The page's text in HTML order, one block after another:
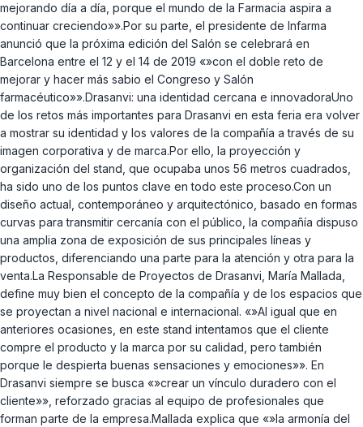
mejorando día a día, porque el mundo de la Farmacia aspira a
continuar creciendo»».Por su parte, el presidente de Infarma
anunció que la próxima edición del Salón se celebrará en
Barcelona entre el 12 y el 14 de 2019 «»con el doble reto de
mejorar y hacer más sabio el Congreso y Salón
farmacéutico»».Drasanvi: una identidad cercana e innovadoraUno
de los retos más importantes para Drasanvi en esta feria era volver
a mostrar su identidad y los valores de la compañía a través de su
imagen corporativa y de marca.Por ello, la proyección y
organización del stand, que ocupaba unos 56 metros cuadrados,
ha sido uno de los puntos clave en todo este proceso.Con un
diseño actual, contemporáneo y arquitectónico, basado en formas
curvas para transmitir cercanía con el público, la compañía dispuso
una amplia zona de exposición de sus principales líneas y
productos, diferenciando una parte para la atención y otra para la
venta.La Responsable de Proyectos de Drasanvi, María Mallada,
define muy bien el concepto de la compañía y de los espacios que
se proyectan a nivel nacional e internacional. «»Al igual que en
anteriores ocasiones, en este stand intentamos que el cliente
compre el producto y la marca por su calidad, pero también
porque le despierta buenas sensaciones y emociones»». En
Drasanvi siempre se busca «»crear un vínculo duradero con el
cliente»», reforzado gracias al equipo de profesionales que
forman parte de la empresa.Mallada explica que «»la armonía del